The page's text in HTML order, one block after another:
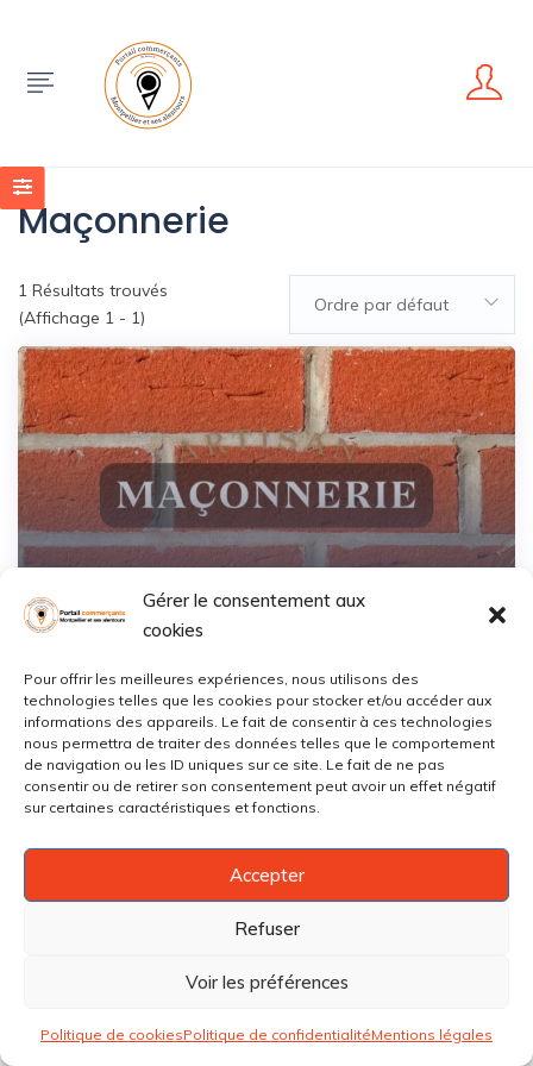
Gérer le consentement aux
cookies
Pour offrir les meilleures expériences, nous utilisons des
technologies telles que les cookies pour stocker et/ou accéder aux
informations des appareils. Le fait de consentir à ces technologies
nous permettra de traiter des données telles que le comportement
de navigation ou les ID uniques sur ce site. Le fait de ne pas
consentir ou de retirer son consentement peut avoir un effet négatif
sur certaines caractéristiques et fonctions.
Accepter
Refuser
Voir les préférences
Politique de cookiesPolitique de confidentialitéMentions légales
Maçonnerie
1 Résultats trouvés
(Affichage 1 - 1)
Ordre par défaut
ABDELFATTAH MELLOUKI
Port-Marianne,Montpellier 0760*** Afficher
Maçonnerie